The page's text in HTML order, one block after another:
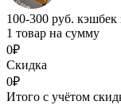
100-300 руб.
1 товар на сумму
0₽
Скидка
0₽
Итого с учётом